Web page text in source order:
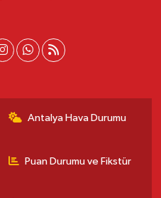
Antalya Hava Durumu
Puan Durumu ve Fikstür